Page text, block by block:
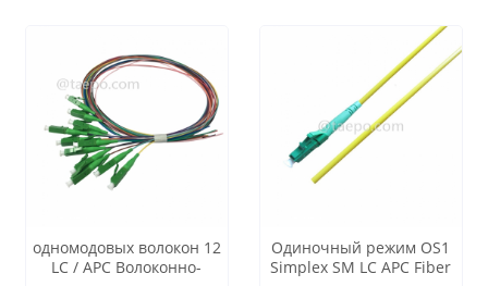
одномодовых волокон 12
LC / APC Волоконно-
Одиночный режим OS1
Simplex SM LC APC Fiber